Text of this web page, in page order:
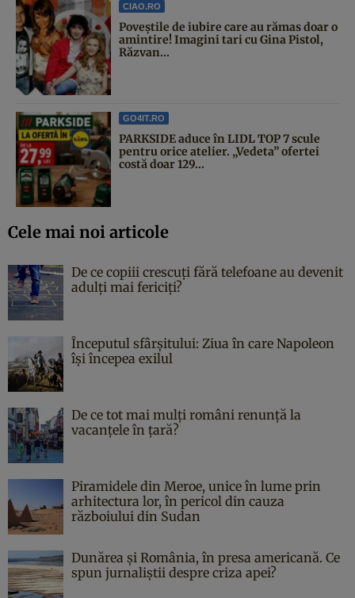
CIAO.RO
Poveştile de iubire care au rămas doar o
amintire! Imagini tari cu Gina Pistol,
Răzvan...
GO4IT.RO
PARKSIDE aduce în LIDL TOP 7 scule
pentru orice atelier. „Vedeta” ofertei
costă doar 129...
Cele mai noi articole
De ce copiii crescuți fără telefoane au devenit
adulți mai fericiți?
Începutul sfârşitului: Ziua în care Napoleon
îşi începea exilul
De ce tot mai mulți români renunță la
vacanțele în țară?
Piramidele din Meroe, unice în lume prin
arhitectura lor, în pericol din cauza
războiului din Sudan
Dunărea și România, în presa americană. Ce
spun jurnaliștii despre criza apei?